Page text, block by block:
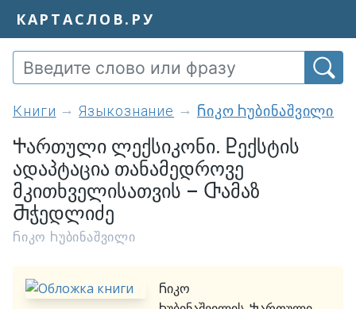
КАРТАСЛОВ.РУ
книги Языкознание Ⴌიკო Ⴙუბინაშვილი
Ⴕართული ლექსიკონი. Ⴒექსტის
ადაპტაცია თანამედროვე
მკითხველისათვის – Ⴇამაზ
Ⴋჭედლიძე
Ⴌიკო Ⴙუბინაშვილი
Ⴌიკო